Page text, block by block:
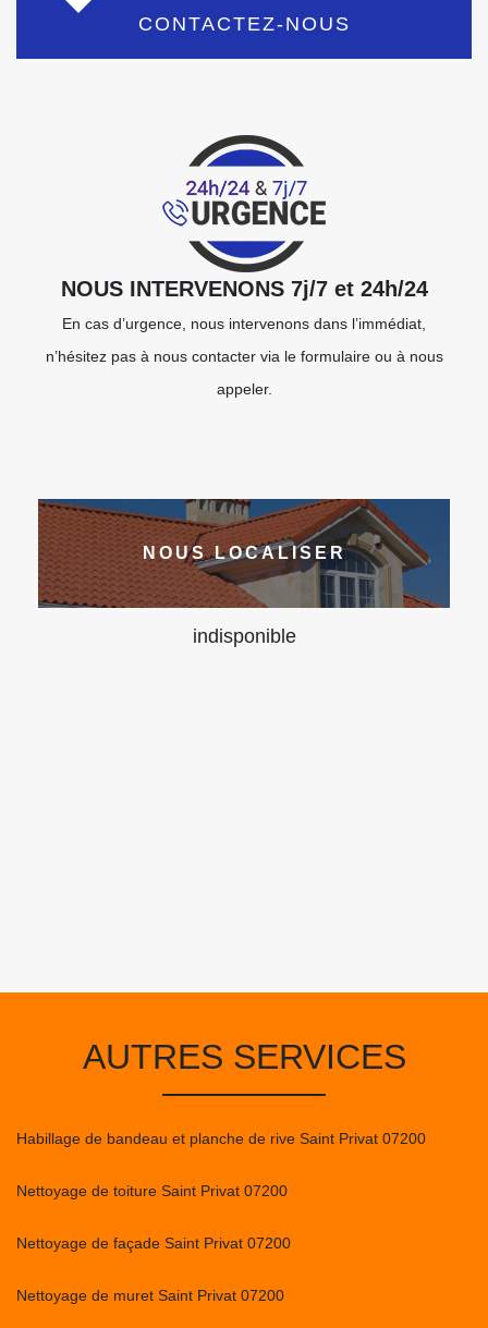
CONTACTEZ-NOUS
NOUS INTERVENONS 7j/7 et 24h/24
En cas d’urgence, nous intervenons dans l’immédiat,
n’hésitez pas à nous contacter via le formulaire ou à nous
appeler.
NOUS LOCALISER
indisponible
AUTRES SERVICES
Habillage de bandeau et planche de rive Saint Privat 07200
Nettoyage de toiture Saint Privat 07200
Nettoyage de façade Saint Privat 07200
Nettoyage de muret Saint Privat 07200